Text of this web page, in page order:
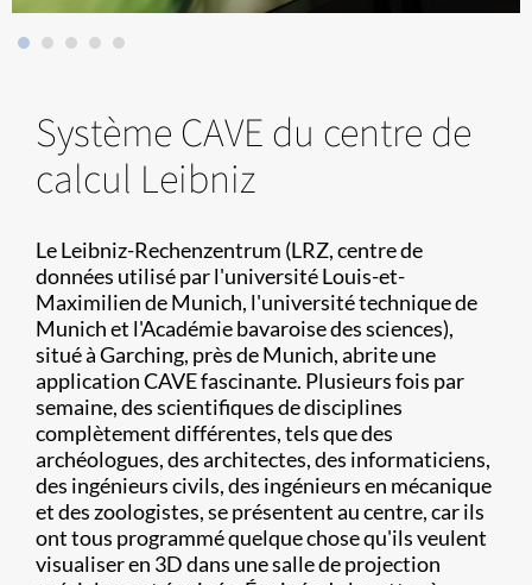
Système CAVE du centre de
calcul Leibniz
Le Leibniz-Rechenzentrum (LRZ, centre de
données utilisé par l'université Louis-et-
Maximilien de Munich, l'université technique de
Munich et l'Académie bavaroise des sciences),
situé à Garching, près de Munich, abrite une
application CAVE fascinante. Plusieurs fois par
semaine, des scientifiques de disciplines
complètement différentes, tels que des
archéologues, des architectes, des informaticiens,
des ingénieurs civils, des ingénieurs en mécanique
et des zoologistes, se présentent au centre, car ils
ont tous programmé quelque chose qu'ils veulent
visualiser en 3D dans une salle de projection